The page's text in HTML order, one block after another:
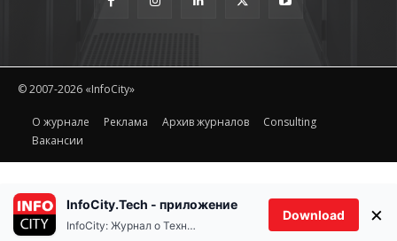
© 2007-2026 «InfoCity»
O журнале Реклама Архив журналов
Consulting
Вакансии
Ethereum(ETH) $1,901.62 -0.20%
InfoCity.Tech - приложение
InfoCity: Журнал о Технологиях
Download ×